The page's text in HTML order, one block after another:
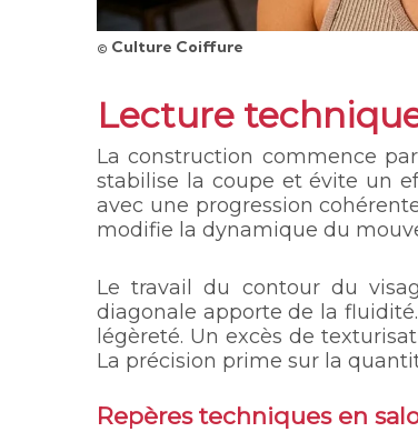
© Culture Coiffure
Lecture
La construction commence
stabilise la coupe et évite un
avec une progression
modifie la dynamique du
Le travail du contour du
diagonale apporte de la
légèreté. Un excès de
La précision prime sur la
Repères techniques en